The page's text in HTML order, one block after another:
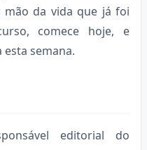
da vida que já foi
comece hoje, e
semana.
editorial do